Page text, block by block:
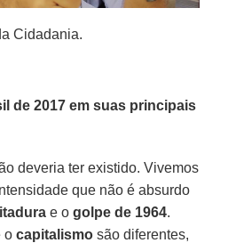
Cidadania.
de 2017 em suas principais
deveria ter existido. Vivemos
que não é absurdo
e ogolpe de 1964.
ocapitalismo são diferentes,